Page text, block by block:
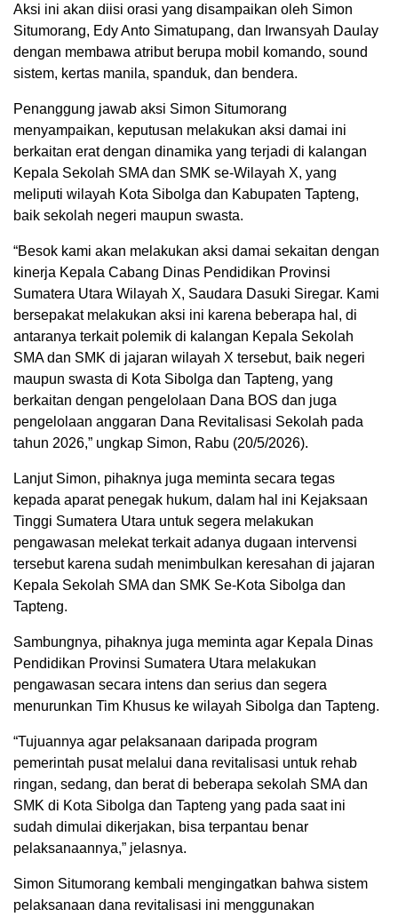
Aksi ini akan diisi orasi yang disampaikan oleh Simon
Situmorang, Edy Anto Simatupang, dan Irwansyah Daulay
dengan membawa atribut berupa mobil komando, sound
sistem, kertas manila, spanduk, dan bendera.
Penanggung jawab aksi Simon Situmorang
menyampaikan, keputusan melakukan aksi damai ini
berkaitan erat dengan dinamika yang terjadi di kalangan
Kepala Sekolah SMA dan SMK se-Wilayah X, yang
meliputi wilayah Kota Sibolga dan Kabupaten Tapteng,
baik sekolah negeri maupun swasta.
“Besok kami akan melakukan aksi damai sekaitan dengan
kinerja Kepala Cabang Dinas Pendidikan Provinsi
Sumatera Utara Wilayah X, Saudara Dasuki Siregar. Kami
bersepakat melakukan aksi ini karena beberapa hal, di
antaranya terkait polemik di kalangan Kepala Sekolah
SMA dan SMK di jajaran wilayah X tersebut, baik negeri
maupun swasta di Kota Sibolga dan Tapteng, yang
berkaitan dengan pengelolaan Dana BOS dan juga
pengelolaan anggaran Dana Revitalisasi Sekolah pada
tahun 2026,” ungkap Simon, Rabu (20/5/2026).
Lanjut Simon, pihaknya juga meminta secara tegas
kepada aparat penegak hukum, dalam hal ini Kejaksaan
Tinggi Sumatera Utara untuk segera melakukan
pengawasan melekat terkait adanya dugaan intervensi
tersebut karena sudah menimbulkan keresahan di jajaran
Kepala Sekolah SMA dan SMK Se-Kota Sibolga dan
Tapteng.
Sambungnya, pihaknya juga meminta agar Kepala Dinas
Pendidikan Provinsi Sumatera Utara melakukan
pengawasan secara intens dan serius dan segera
menurunkan Tim Khusus ke wilayah Sibolga dan Tapteng.
“Tujuannya agar pelaksanaan daripada program
pemerintah pusat melalui dana revitalisasi untuk rehab
ringan, sedang, dan berat di beberapa sekolah SMA dan
SMK di Kota Sibolga dan Tapteng yang pada saat ini
sudah dimulai dikerjakan, bisa terpantau benar
pelaksanaannya,” jelasnya.
Simon Situmorang kembali mengingatkan bahwa sistem
pelaksanaan dana revitalisasi ini menggunakan